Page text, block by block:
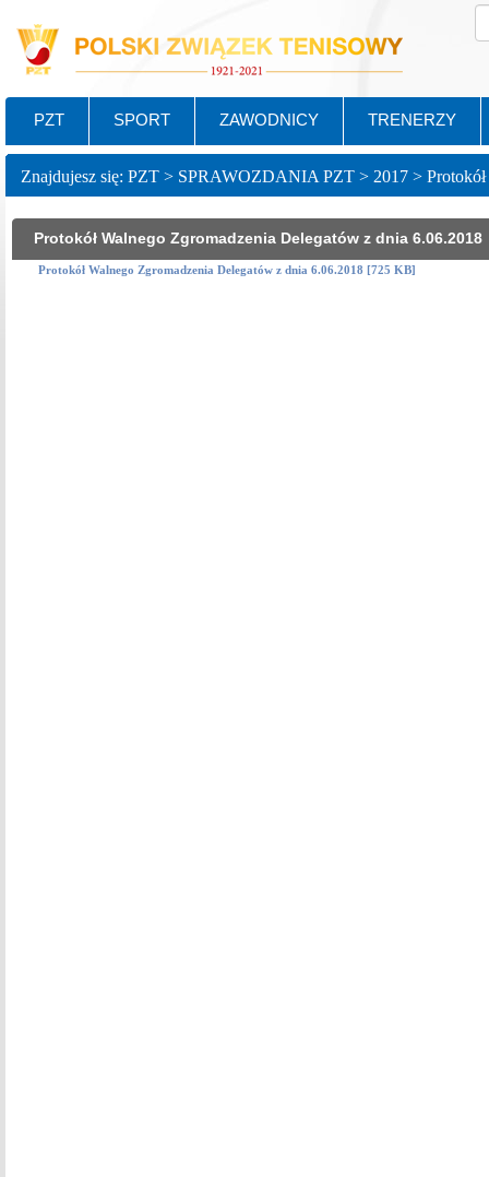
PZT SPORT ZAWODNICY TRENERZY
Protokół Walnego Zgromadzenia Delegatów z dnia 6.06.2018
Protokół Walnego Zgromadzenia Delegatów z dnia 6.06.2018 [725 KB]